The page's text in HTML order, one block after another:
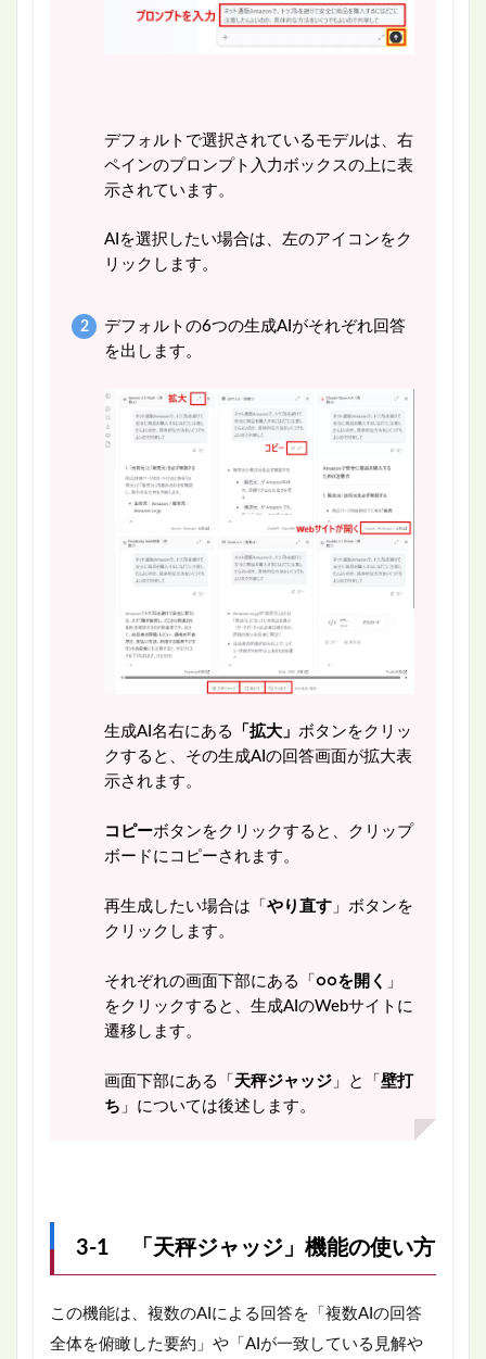
デフォルトで選択されているモデルは、右
ペインのプロンプト入力ボックスの上に表
示されています。
AIを選択したい場合は、左のアイコンをク
リックします。
デフォルトの6つの生成AIがそれぞれ回答
を出します。
生成AI名右にある 「拡大」 ボタンをクリッ
クすると、その生成AIの回答画面が拡大表
示されます。
コピーボタンをクリックすると、クリップ
ボードにコピーされます。
再生成したい場合は「 やり直す」ボタンを
クリックします。
それぞれの画面下部にある「 ○○を開く
」
をクリックすると、生成AIのWebサイトに
遷移します。
画面下部にある「 天秤ジャッジ」と「 壁打
ち 」については後述します。
3-1 「天秤ジャッジ」機能の使い方
この機能は、複数のAIによる回答を「複数AIの回答
全体を俯瞰した要約」や「AIが一致している見解や